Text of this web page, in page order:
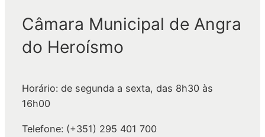
Câmara Municipal de Angra
do Heroísmo
Horário: de segunda a sexta, das 8h30 às
16h00
Telefone: (+351) 295 401 700